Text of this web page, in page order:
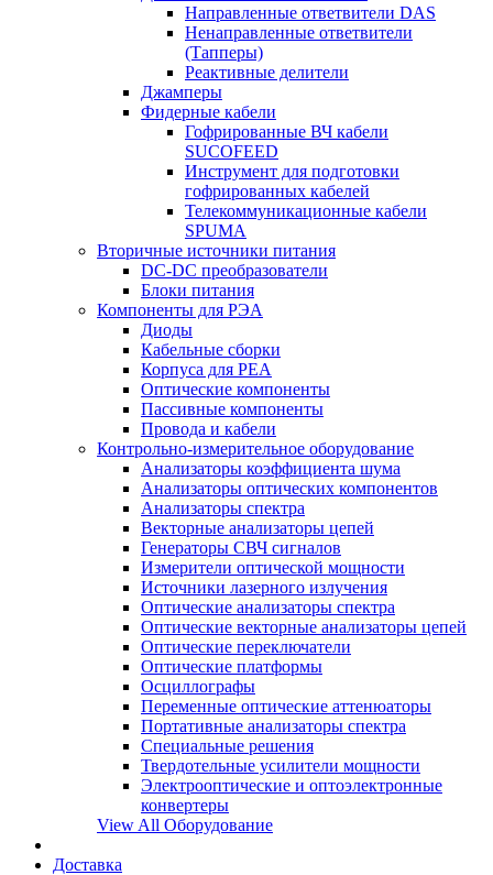
Направленные ответвители DAS
Ненаправленные ответвители
(Тапперы)
Реактивные делители
Джамперы
Фидерные кабели
Гофрированные ВЧ кабели
SUCOFEED
Инструмент для подготовки
гофрированных кабелей
Телекоммуникационные кабели
SPUMA
Вторичные источники питания
DC-DC преобразователи
Блоки питания
Компоненты для РЭА
Диоды
Кабельные сборки
Корпуса для РЕА
Оптические компоненты
Пассивные компоненты
Провода и кабели
Контрольно-измерительное оборудование
Анализаторы коэффициента шума
Анализаторы оптических компонентов
Анализаторы спектра
Векторные анализаторы цепей
Генераторы СВЧ сигналов
Измерители оптической мощности
Источники лазерного излучения
Оптические анализаторы спектра
Оптические векторные анализаторы цепей
Оптические переключатели
Оптические платформы
Осциллографы
Переменные оптические аттенюаторы
Портативные анализаторы спектра
Специальные решения
Твердотельные усилители мощности
Электрооптические и оптоэлектронные
конвертеры
View All Оборудование
Доставка